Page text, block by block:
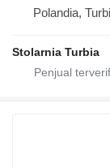
Polandia,
Stolarnia Turbia